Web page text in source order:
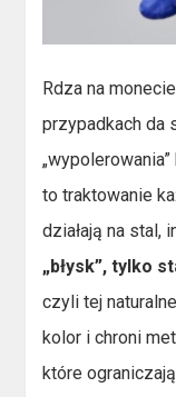
Rdza na
przypadkach da
to traktowanie
działają na stal,
„błysk”, tylko
czyli tej
kolor i chroni
które